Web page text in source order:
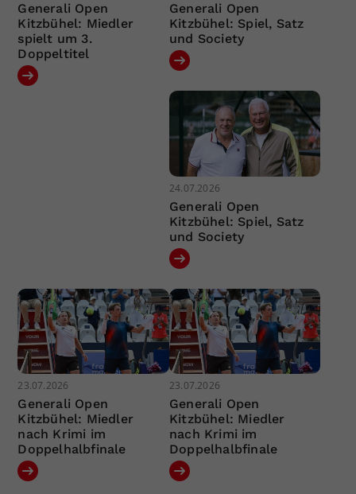
Generali Open
Kitzbühel: Miedler
spielt um 3.
Doppeltitel
Generali Open
Kitzbühel: Spiel, Satz
und Society
24.07.2026
Generali Open
Kitzbühel: Spiel, Satz
und Society
23.07.2026
Generali Open
Kitzbühel: Miedler
nach Krimi im
Doppelhalbfinale
23.07.2026
Generali Open
Kitzbühel: Miedler
nach Krimi im
Doppelhalbfinale